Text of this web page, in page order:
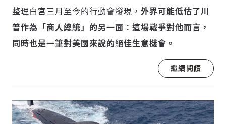
整理白宮三月至今的行動會發現， 外界可能低估了川
普作為「商人總統」的另一面：這場戰爭對他而言，
同時也是一筆對美國來說的絕佳生意機會。
繼續閱讀